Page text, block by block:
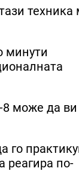
минути
8 може да ви
го
реагира по-